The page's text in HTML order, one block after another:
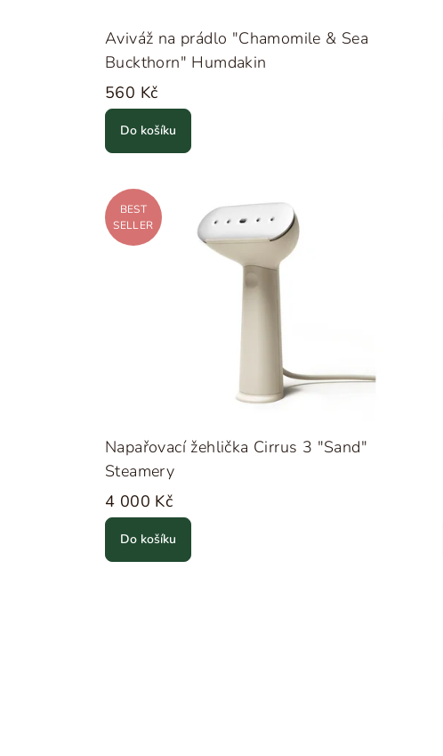
Aviváž na prádlo "Chamomile & Sea
Buckthorn" Humdakin
560 Kč
Do košíku
BEST
SELLER
Napařovací žehlička Cirrus 3 "Sand"
Steamery
4 000 Kč
Do košíku